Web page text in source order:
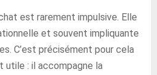
est rarement impulsive. Elle
et souvent impliquante
C’est précisément pour cela
utile : il accompagne la